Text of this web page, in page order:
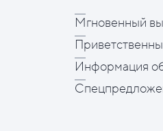
Мгновенный
Информация